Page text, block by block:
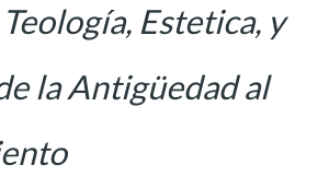
Estetica, y
la Antigüedad al